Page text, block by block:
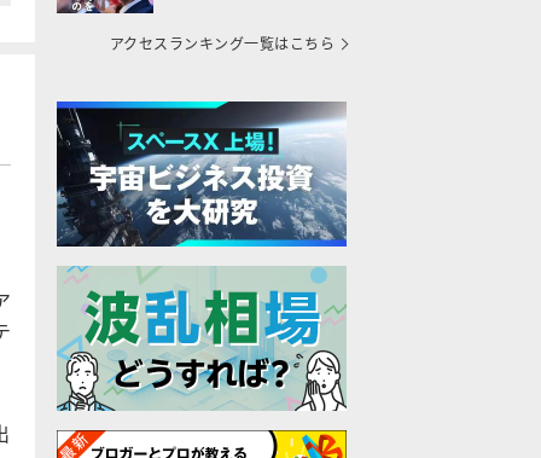
アクセスランキング一覧はこちら